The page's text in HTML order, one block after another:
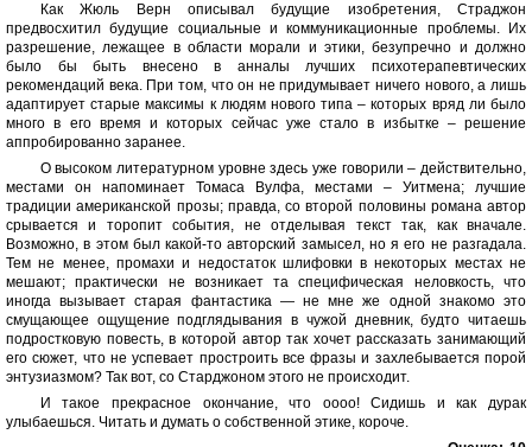
Как Жюль Верн описывал будущие изобретения, Страджон
предвосхитил будущие социальные и коммуникационные проблемы. Их
разрешение, лежащее в области морали и этики, безупречно и должно
было бы быть внесено в анналы лучших психотерапевтических
рекомендаций века. При том, что он не придумывает ничего нового, а лишь
адаптирует старые максимы к людям нового типа – которых вряд ли было
много в его время и которых сейчас уже стало в избытке – решение
аппробированно заранее.
О высоком литературном уровне здесь уже говорили – действительно,
местами он напоминает Томаса Вулфа, местами – Уитмена; лучшие
традиции американской прозы; правда, со второй половины романа автор
срывается и торопит события, не отделывая текст так, как вначале.
Возможно, в этом был какой-то авторский замысел, но я его не разгадала.
Тем не менее, промахи и недостаток шлифовки в некоторых местах не
мешают; практически не возникает та специфическая неловкость, что
иногда вызывает старая фантастика — не мне же одной знакомо это
смущающее ощущение подглядывания в чужой дневник, будто читаешь
подростковую повесть, в которой автор так хочет рассказать занимающий
его сюжет, что не успевает простроить все фразы и захлебывается порой
энтузиазмом? Так вот, со Старджоном этого не происходит.
И такое прекрасное окончание, что оооо! Сидишь и как дурак
улыбаешься. Читать и думать о собственной этике, короче.